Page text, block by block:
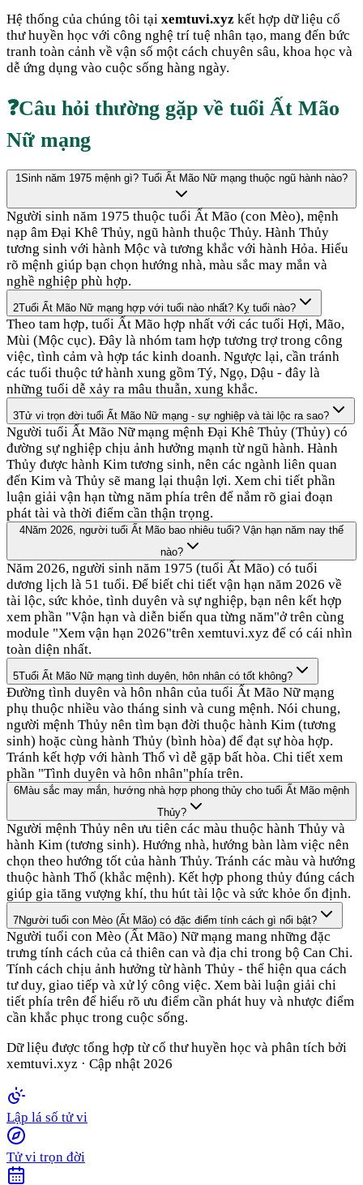
Hệ thống của chúng tôi tại xemtuvi.xyz kết hợp dữ liệu cổ
thư huyền học với công nghệ trí tuệ nhân tạo, mang đến bức
tranh toàn cảnh về vận số một cách chuyên sâu, khoa học và
dễ ứng dụng vào cuộc sống hàng ngày.
❓Câu hỏi thường gặp về tuổi Ất Mão
Nữ mạng
1Sinh năm 1975 mệnh gì? Tuổi Ất Mão Nữ mạng thuộc ngũ hành nào?
Người sinh năm 1975 thuộc tuổi Ất Mão (con Mèo), mệnh
nạp âm Đại Khê Thủy, ngũ hành thuộc Thủy. Hành Thủy
tương sinh với hành Mộc và tương khắc với hành Hỏa. Hiểu
rõ mệnh giúp bạn chọn hướng nhà, màu sắc may mắn và
nghề nghiệp phù hợp.
2Tuổi Ất Mão Nữ mạng hợp với tuổi nào nhất? Kỵ tuổi nào?
Theo tam hợp, tuổi Ất Mão hợp nhất với các tuổi Hợi, Mão,
Mùi (Mộc cục). Đây là nhóm tam hợp tương trợ trong công
việc, tình cảm và hợp tác kinh doanh. Ngược lại, cần tránh
các tuổi thuộc tứ hành xung gồm Tý, Ngọ, Dậu - đây là
những tuổi dễ xảy ra mâu thuẫn, xung khắc.
3Tử vi trọn đời tuổi Ất Mão Nữ mạng - sự nghiệp và tài lộc ra sao?
Người tuổi Ất Mão Nữ mạng mệnh Đại Khê Thủy (Thủy) có
đường sự nghiệp chịu ảnh hưởng mạnh từ ngũ hành. Hành
Thủy được hành Kim tương sinh, nên các ngành liên quan
đến Kim và Thủy sẽ mang lại thuận lợi. Xem chi tiết phần
luận giải vận hạn từng năm phía trên để nắm rõ giai đoạn
phát tài và thời điểm cần thận trọng.
4Năm 2026, người tuổi Ất Mão bao nhiêu tuổi? Vận hạn năm nay thế
nào?
Năm 2026, người sinh năm 1975 (tuổi Ất Mão) có tuổi
dương lịch là 51 tuổi. Để biết chi tiết vận hạn năm 2026 về
tài lộc, sức khỏe, tình duyên và sự nghiệp, bạn nên kết hợp
xem phần "Vận hạn và diễn biến qua từng năm"ở trên cùng
module "Xem vận hạn 2026"trên xemtuvi.xyz để có cái nhìn
toàn diện nhất.
5Tuổi Ất Mão Nữ mạng tình duyên, hôn nhân có tốt không?
Đường tình duyên và hôn nhân của tuổi Ất Mão Nữ mạng
phụ thuộc nhiều vào tháng sinh và cung mệnh. Nói chung,
người mệnh Thủy nên tìm bạn đời thuộc hành Kim (tương
sinh) hoặc cùng hành Thủy (bình hòa) để đạt sự hòa hợp.
Tránh kết hợp với hành Thổ vì dễ gặp bất hòa. Chi tiết xem
phần "Tình duyên và hôn nhân"phía trên.
6Màu sắc may mắn, hướng nhà hợp phong thủy cho tuổi Ất Mão mệnh
Thủy?
Người mệnh Thủy nên ưu tiên các màu thuộc hành Thủy và
hành Kim (tương sinh). Hướng nhà, hướng bàn làm việc nên
chọn theo hướng tốt của hành Thủy. Tránh các màu và hướng
thuộc hành Thổ (khắc mệnh). Kết hợp phong thủy đúng cách
giúp gia tăng vượng khí, thu hút tài lộc và sức khỏe ổn định.
7Người tuổi con Mèo (Ất Mão) có đặc điểm tính cách gì nổi bật?
Người tuổi con Mèo (Ất Mão) Nữ mạng mang những đặc
trưng tính cách của cả thiên can và địa chi trong bộ Can Chi.
Tính cách chịu ảnh hưởng từ hành Thủy - thể hiện qua cách
tư duy, giao tiếp và xử lý công việc. Xem bài luận giải chi
tiết phía trên để hiểu rõ ưu điểm cần phát huy và nhược điểm
cần khắc phục trong cuộc sống.
Dữ liệu được tổng hợp từ cổ thư huyền học và phân tích bởi
xemtuvi.xyz · Cập nhật 2026
Lập lá số tử vi
Tử vi trọn đời